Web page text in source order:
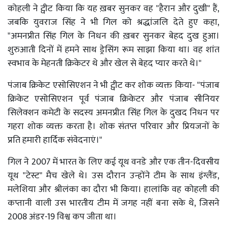
कोहली ने ट्वीट किया कि यह ख़बर सुनकर वह "हैरान और दुखी" हैं,
जबकि युवराज सिंह ने भी गिल को श्रद्धांजलि देते हुए कहा,
"अमनप्रीत सिंह गिल के निधन की ख़बर सुनकर बेहद दुख हुआ।
शुरुआती दिनों में हमने साथ ड्रेसिंग रूम साझा किया था। वह शांत
स्वभाव के मेहनती क्रिकेटर थे और खेल से बेहद प्यार करते थे।"
पंजाब क्रिकेट एसोसिएशन ने भी ट्वीट कर शोक व्यक्त किया- "पंजाब
क्रिकेट एसोसिएशन पूर्व पंजाब क्रिकेटर और पंजाब सीनियर
सिलेक्शन कमेटी के सदस्य अमनप्रीत सिंह गिल के दुखद निधन पर
गहरा शोक व्यक्त करता है। शोक संतप्त परिवार और प्रियजनों के
प्रति हमारी हार्दिक संवेदनाएं।"
गिल ने 2007 में भारत के लिए कई यूथ वनडे और एक तीन-दिवसीय
यूथ "टेस्ट" मैच खेले थे। उस दौरान उन्होंने टीम के साथ इंग्लैंड,
मलेशिया और श्रीलंका का दौरा भी किया। हालांकि वह कोहली की
कप्तानी वाली उस भारतीय टीम में जगह नहीं बना सके थे, जिसने
2008 अंडर-19 विश्व कप जीता था।